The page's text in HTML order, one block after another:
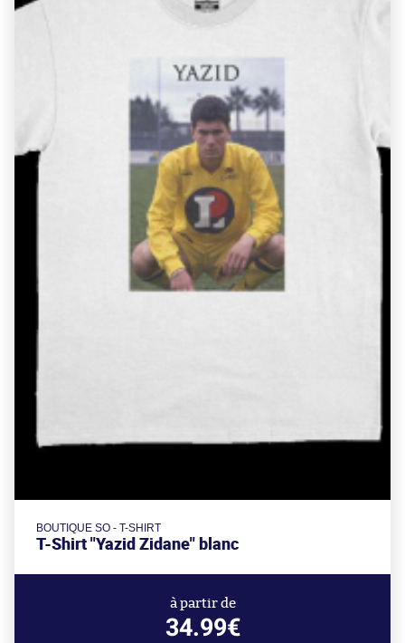
BOUTIQUE SO - T-SHIRT
T-Shirt "Yazid Zidane" blanc
à partir de
34.99€